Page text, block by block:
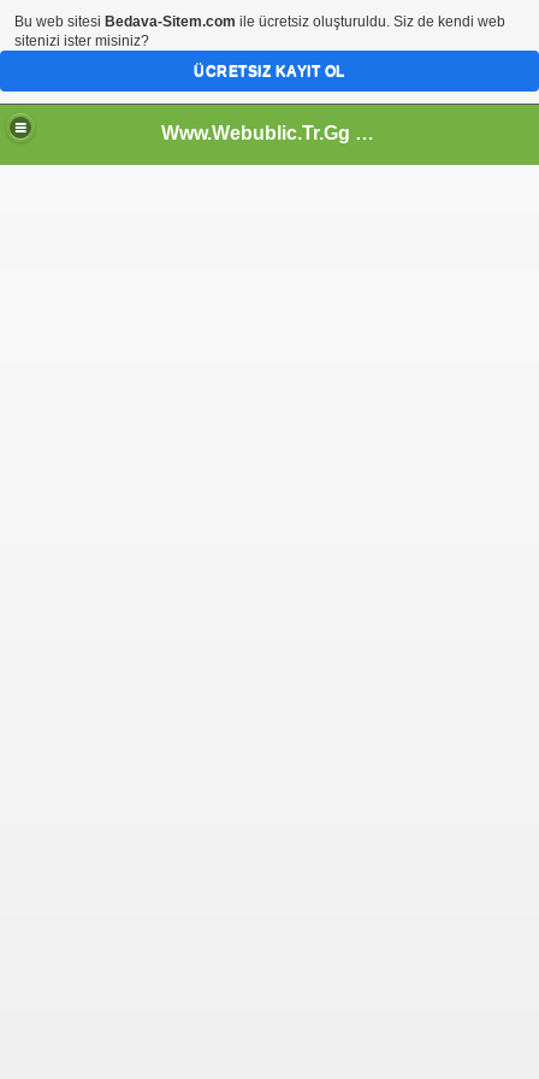
Www.Webublic.Tr.Gg - Web Cumhuriyeti
Bu web sitesi Bedava-Sitem.com ile ücretsiz oluşturuldu. Siz de kendi web
sitenizi ister misiniz?
ÜCRETSIZ KAYIT OL